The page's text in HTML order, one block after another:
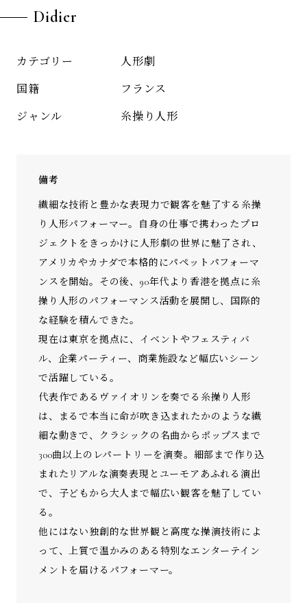
Didier
カテゴリー 人形劇
国籍 フランス
ジャンル 糸操り人形
備考
繊細な技術と豊かな表現力で観客を魅了する糸操
り人形パフォーマー。自身の仕事で携わったプロ
ジェクトをきっかけに人形劇の世界に魅了され、
アメリカやカナダで本格的にパペットパフォーマ
ンスを開始。その後、90年代より香港を拠点に糸
操り人形のパフォーマンス活動を展開し、国際的
な経験を積んできた。
現在は東京を拠点に、イベントやフェスティバ
ル、企業パーティー、商業施設など幅広いシーン
で活躍している。
代表作であるヴァイオリンを奏でる糸操り人形
は、まるで本当に命が吹き込まれたかのような繊
細な動きで、クラシックの名曲からポップスまで
300曲以上のレパートリーを演奏。細部まで作り込
まれたリアルな演奏表現とユーモアあふれる演出
で、子どもから大人まで幅広い観客を魅了してい
る。
他にはない独創的な世界観と高度な操演技術によ
って、上質で温かみのある特別なエンターテイン
メントを届けるパフォーマー。